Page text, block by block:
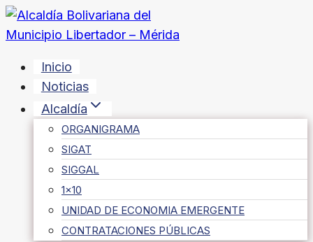
Saltar
al
Inicio
Noticias
Alcaldía
ORGANIGRAMA
SIGAT
SIGGAL
1×10
UNIDAD DE ECONOMIA EMERGENTE
CONTRATACIONES PÚBLICAS